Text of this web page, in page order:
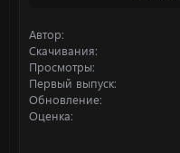
и
:
Автор
Скачивания
Просмотры
Первый выпуск
Обновление
Оценка